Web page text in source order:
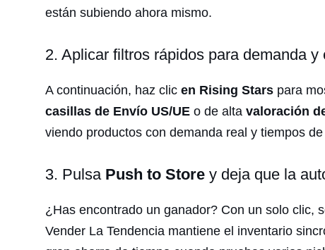
están subiendo ahora mismo.
2. Aplicar filtros rápidos para demanda y
A continuación, haz clic en Rising Stars para
casillas de Envío US/UE o de alta valoración
viendo productos con demanda real y tiempos
3. Pulsa Push to Store y deja que la
¿Has encontrado un ganador? Con un solo
Vender La Tendencia mantiene el inventario